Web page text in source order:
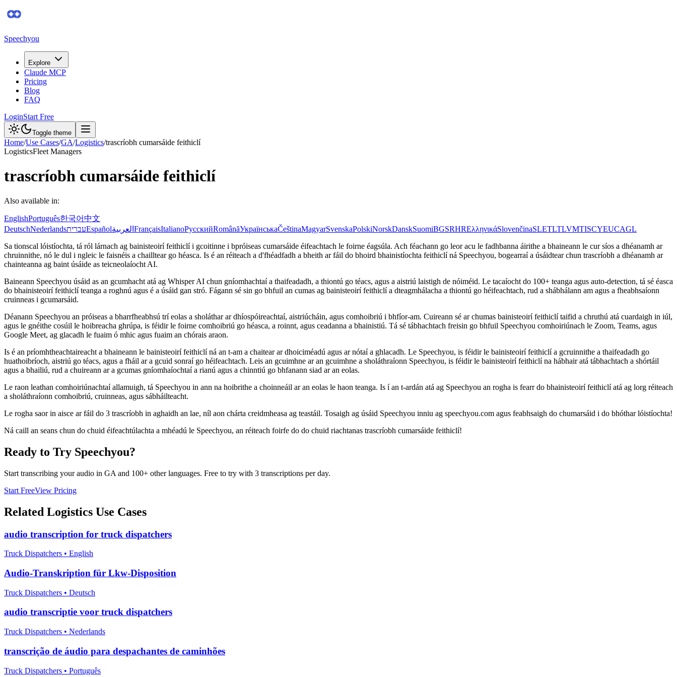
Speechyou
Explore
Claude MCP
Pricing
Blog
FAQ
LoginStart Free
Toggle theme
Home/Use Cases/GA/Logistics/trascríobh cumarsáide feithiclí
LogisticsFleet Managers
trascríobh cumarsáide feithiclí
Also available in:
EnglishPortuguês한국어中文
DeutschNederlandsעבריתEspañolالعربية FrançaisItalianoРусскийRomânăУкраїнськаČeštinaMagyarSvenskaPolskiNorskDanskSuomiBGSRHRΕλληνικάSlovenčinaSLETLTLVMTISCYEUCAGL
Sa tionscal lóistíochta, tá ról lárnach ag bainisteoirí feithiclí i gcoitinne i bpróiseas cumarsáide éifeachtach le foirne éagsúla. Ach féachann go leor acu le fadhbanna áirithe a bhaineann le cur síos a dhéanamh ar
chruinnithe, nó le dul i ngleic le faisnéis a chailltear go héasca. Is é an réiteach a d'fhéadfadh a bheith ar fáil do bhoird bhainistíochta feithiclí ná Speechyou, bogearraí a úsáidtear chun trascríobh a dhéanamh ar
chainteanna ag baint úsáide as teicneolaíocht AI.
Baineann Speechyou úsáid as an gcumhacht atá ag Whisper AI chun gníomhachtaí a thaifeadadh, a thiontú go téacs, agus a aistriú laistigh de nóiméid. Le tacaíocht do 100+ teanga agus auto-detection, tá sé éasca
do bhainisteoirí feithiclí teanga a roghnú agus é a úsáid gan stró. Fágann sé sin go bhfuil an cumas ag bainisteoirí feithiclí a dteagmhálacha a thiontú go héifeachtach, rud a shábhálann am agus a fheabhsaíonn
cruinneas i gcumarsáid.
Déanann Speechyou an próiseas a bharrfheabhsú trí eolas a sholáthar ar dhíospóireachtaí, aistriúcháin, agus comhoibriú i bhfíor-am. Cuireann sé ar chumas bainisteoirí feithiclí taifid a chruthú atá cuardaigh in iúl,
agus le gnéithe cosúil le hoibreacha ghrúpa, is féidir le foirne comhoibriú go héasca, a roinnt, agus ceadanna a bhainistiú. Tá sé tábhachtach freisin go bhfuil Speechyou comhoiriúnach le Zoom, Teams, agus
Google Meet, ag glacadh le fuaim ó mhic agus fuaim an chórais araon.
Is é an príomhtheachtaireacht a bhaineann le bainisteoirí feithiclí ná an t-am a chaitear ar dhoiciméadú agus ar nótaí a ghlacadh. Le Speechyou, is féidir le bainisteoirí feithiclí a gcruinnithe a thaifeadadh go
huathoibríoch, aistriú go téacs, agus a fháil ar a gcuid sonraí go héifeachtach. Leis an gcuimhne ar an gcuimhne a sholáthraíonn Speechyou, is féidir le bainisteoirí feithiclí na hábhair atá tábhachtach a shórtáil
agus a bhailiú, rud a chuireann ar a gcumas gníomhaíochtaí a rianú agus a chinntiú go bhfanann siad ar an eolas.
Le raon leathan comhoiriúnachtaí allamuigh, tá Speechyou in ann na hoibrithe a choinneáil ar an eolas le haon teanga. Is í an t-ardán atá ag Speechyou an rogha is fearr do bhainisteoirí feithiclí atá ag lorg réiteach
a sholáthraíonn comhoibriú, cruinneas, agus sábháilteacht.
Le rogha saor in aisce ar fáil do 3 trascríobh in aghaidh an lae, níl aon chárta creidmheasa ag teastáil. Tosaigh ag úsáid Speechyou inniu ag speechyou.com agus feabhsaigh do chumarsáid i do bhóthar lóistíochta!
Ná caill an seans chun do chuid éifeachtúlachta a mhéadú le Speechyou, an réiteach foirfe do do chuid riachtanas trascríobh cumarsáide feithiclí!
Ready to Try Speechyou?
Start transcribing your audio in GA and 100+ other languages. Free to try with 3 transcriptions per day.
Start FreeView Pricing
Related Logistics Use Cases
audio transcription for truck dispatchers
Truck Dispatchers • English
Audio-Transkription für Lkw-Disposition
Truck Dispatchers • Deutsch
audio transcriptie voor truck dispatchers
Truck Dispatchers • Nederlands
transcrição de áudio para despachantes de caminhões
Truck Dispatchers • Português